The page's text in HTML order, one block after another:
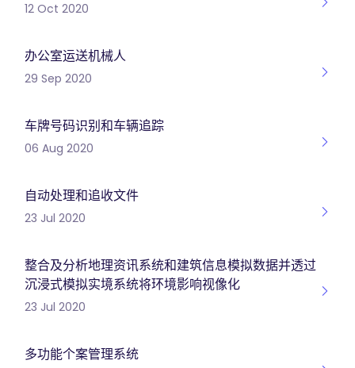
12 Oct 2020
办公室运送机械人
29 Sep 2020
车牌号码识别和车辆追踪
06 Aug 2020
自动处理和追收文件
23 Jul 2020
整合及分析地理资讯系统和建筑信息模拟数据并透过
沉浸式模拟实境系统将环境影响视像化
23 Jul 2020
多功能个案管理系统